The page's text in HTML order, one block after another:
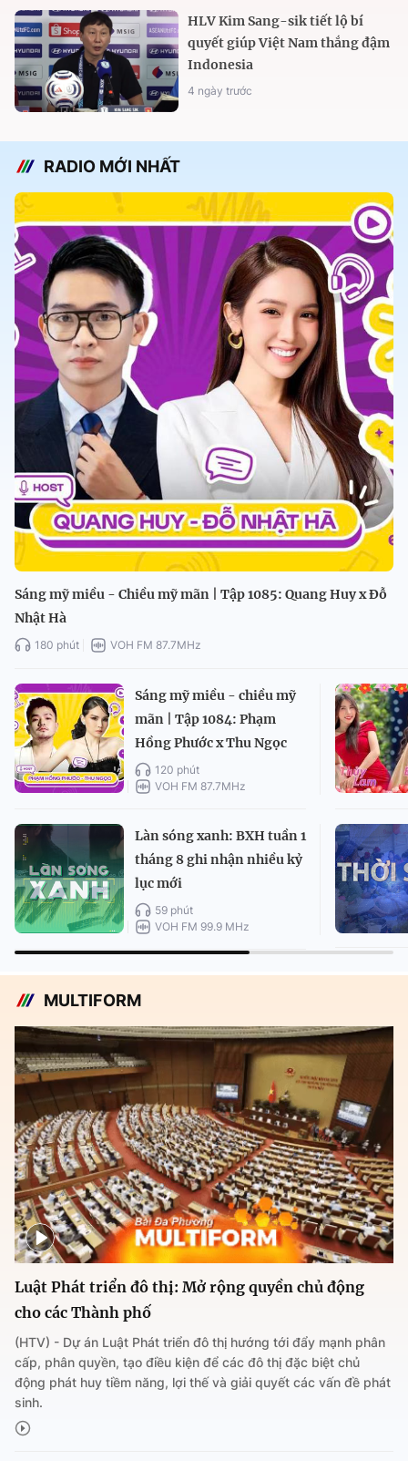
HLV Kim Sang-sik tiết lộ bí
quyết giúp Việt Nam thắng đậm
Indonesia
4 ngày trước
RADIO MỚI NHẤT
Sáng mỹ miều - Chiều mỹ mãn | Tập 1085: Quang Huy x Đỗ
Nhật Hà
180 phút VOH FM 87.7MHz
Sáng mỹ miều - chiều mỹ
mãn | Tập 1084: Phạm
Hồng Phước x Thu Ngọc
120 phút
VOH FM 87.7MHz
Làn sóng xanh: BXH tuần 1
tháng 8 ghi nhận nhiều kỷ
lục mới
59 phút
VOH FM 99.9 MHz
MULTIFORM
Luật Phát triển đô thị: Mở rộng quyền chủ động
cho các Thành phố
(HTV) - Dự án Luật Phát triển đô thị hướng tới đẩy mạnh phân
cấp, phân quyền, tạo điều kiện để các đô thị đặc biệt chủ
động phát huy tiềm năng, lợi thế và giải quyết các vấn đề phát
sinh.